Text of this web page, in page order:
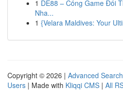
1 DE88 – Cổng Game Đổi
Nha...
1 {Velara Maldives: Your
Copyright © 2026 | Advanced Search
Users | Made with Kliqqi CMS | All